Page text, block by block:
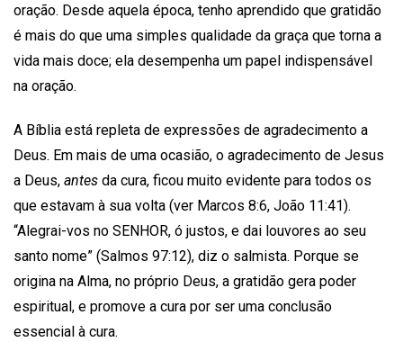
oração. Desde aquela época, tenho aprendido que gratidão
é mais do que uma simples qualidade da graça que torna a
vida mais doce; ela desempenha um papel indispensável
na oração.
A Bíblia está repleta de expressões de agradecimento a
Deus. Em mais de uma ocasião, o agradecimento de Jesus
a Deus, antes da cura, ficou muito evidente para todos os
que estavam à sua volta (ver Marcos 8:6, João 11:41).
“Alegrai-vos no SENHOR, ó justos, e dai louvores ao seu
santo nome” (Salmos 97:12), diz o salmista. Porque se
origina na Alma, no próprio Deus, a gratidão gera poder
espiritual, e promove a cura por ser uma conclusão
essencial à cura.